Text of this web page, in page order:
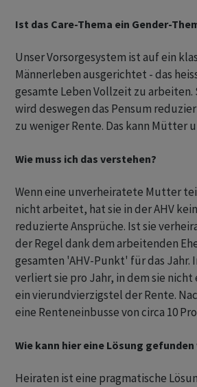
Ist das Care-Thema ein Gender-
Unser Vorsorgesystem ist auf ein
Männerleben ausgerichtet - das
gesamte Leben Vollzeit zu arbeiten.
wird deswegen das Pensum
zu weniger Rente. Das kann Mütter
Wie muss ich das verstehen?
Wenn eine unverheiratete Mutter
nicht arbeitet, hat sie in der AHV
reduzierte Ansprüche. Ist sie
der Regel dank dem arbeitenden
gesamten 'AHV-Punkt' für das Jahr.
verliert sie pro Jahr, in dem sie
ein vierundvierzigstel der Rente.
eine Renteneinbusse von circa 10
Wie kann hier eine Lösung gefunden
Heiraten ist eine pragmatische